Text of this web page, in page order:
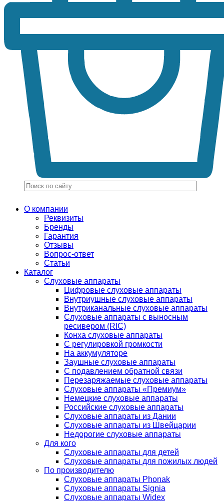
О компании
Реквизиты
Бренды
Гарантия
Отзывы
Вопрос-ответ
Статьи
Каталог
Слуховые аппараты
Цифровые слуховые аппараты
Внутриушные слуховые аппараты
Внутриканальные слуховые аппараты
Слуховые аппараты с выносным
ресивером (RIC)
Конха слуховые аппараты
С регулировкой громкости
На аккумуляторе
Заушные слуховые аппараты
C подавлением обратной связи
Перезаряжаемые слуховые аппараты
Слуховые аппараты «Премиум»
Немецкие слуховые аппараты
Российские слуховые аппараты
Слуховые аппараты из Дании
Слуховые аппараты из Швейцарии
Недорогие слуховые аппараты
Для кого
Слуховые аппараты для детей
Слуховые аппараты для пожилых людей
По производителю
Слуховые аппараты Phonak
Слуховые аппараты Signia
Слуховые аппараты Widex